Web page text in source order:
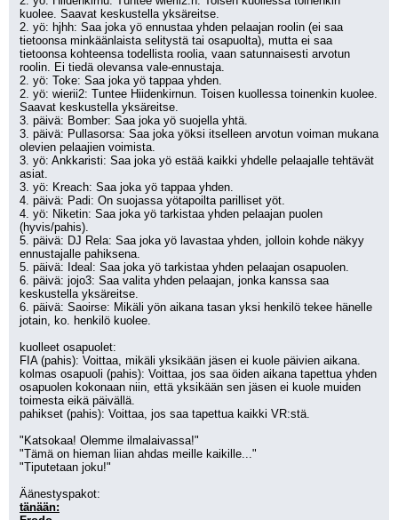
kuolee. Saavat keskustella yksäreitse.
2. yö: hjhh: Saa joka yö ennustaa yhden pelaajan roolin (ei saa
tietoonsa minkäänlaista selitystä tai osapuolta), mutta ei saa
tietoonsa kohteensa todellista roolia, vaan satunnaisesti arvotun
roolin. Ei tiedä olevansa vale-ennustaja.
2. yö: Toke: Saa joka yö tappaa yhden.
2. yö: wierii2: Tuntee Hiidenkirnun. Toisen kuollessa toinenkin kuolee.
Saavat keskustella yksäreitse.
3. päivä: Bomber: Saa joka yö suojella yhtä.
3. päivä: Pullasorsa: Saa joka yöksi itselleen arvotun voiman mukana
olevien pelaajien voimista.
3. yö: Ankkaristi: Saa joka yö estää kaikki yhdelle pelaajalle tehtävät
asiat.
3. yö: Kreach: Saa joka yö tappaa yhden.
4. päivä: Padi: On suojassa yötapoilta parilliset yöt.
4. yö: Niketin: Saa joka yö tarkistaa yhden pelaajan puolen
(hyvis/pahis).
5. päivä: DJ Rela: Saa joka yö lavastaa yhden, jolloin kohde näkyy
ennustajalle pahiksena.
5. päivä: Ideal: Saa joka yö tarkistaa yhden pelaajan osapuolen.
6. päivä: jojo3: Saa valita yhden pelaajan, jonka kanssa saa
keskustella yksäreitse.
6. päivä: Saoirse: Mikäli yön aikana tasan yksi henkilö tekee hänelle
jotain, ko. henkilö kuolee.
kuolleet osapuolet:
FIA (pahis): Voittaa, mikäli yksikään jäsen ei kuole päivien aikana.
kolmas osapuoli (pahis): Voittaa, jos saa öiden aikana tapettua yhden
osapuolen kokonaan niin, että yksikään sen jäsen ei kuole muiden
toimesta eikä päivällä.
pahikset (pahis): Voittaa, jos saa tapettua kaikki VR:stä.
"Katsokaa! Olemme ilmalaivassa!"
"Tämä on hieman liian ahdas meille kaikille..."
"Tiputetaan joku!"
Äänestyspakot:
tänään: